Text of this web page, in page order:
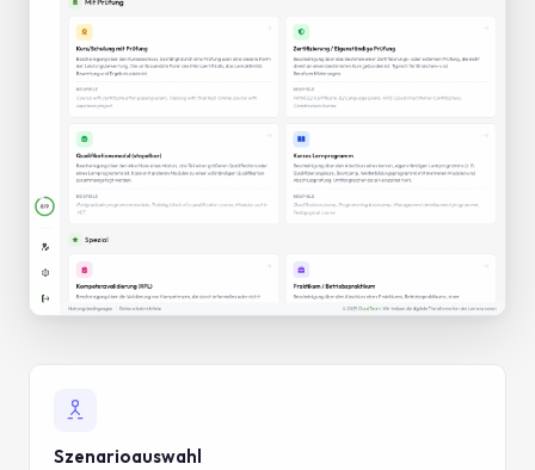
Szenarioauswahl